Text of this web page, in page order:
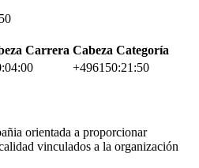
Carrera Cabeza Categoría
+496150:21:50
orientada a proporcionar
vinculados a la organización